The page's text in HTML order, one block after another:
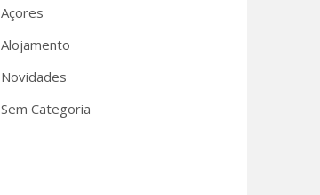
Açores
Alojamento
Novidades
Sem Categoria